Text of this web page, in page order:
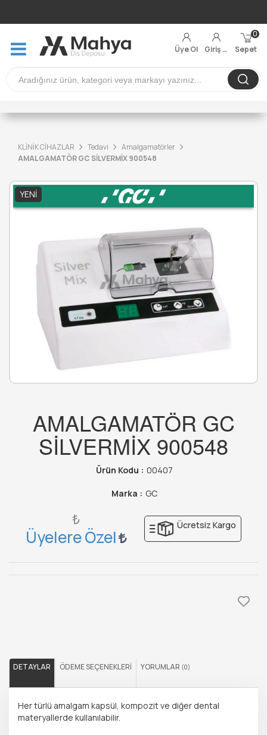
Üye Ol Giriş Yap Sepet
0
KLİNİK CİHAZLAR Tedavi
Amalgamatörler
AMALGAMATÖR GC SİLVERMİX 900548
YENI
AMALGAMATÖR GC
SİLVERMİX 900548
Ürün Kodu : 00407
Marka : GC
₺
Üyelere Özel
Ücretsiz Kargo
DETAYLAR ÖDEME SEÇENEKLERI YORUMLAR (0)
Her türlü amalgam kapsül, kompozit ve diğer dental
materyallerde kullanılabilir.